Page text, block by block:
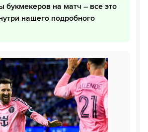
букмекеров на матч – все это
нашего подробного